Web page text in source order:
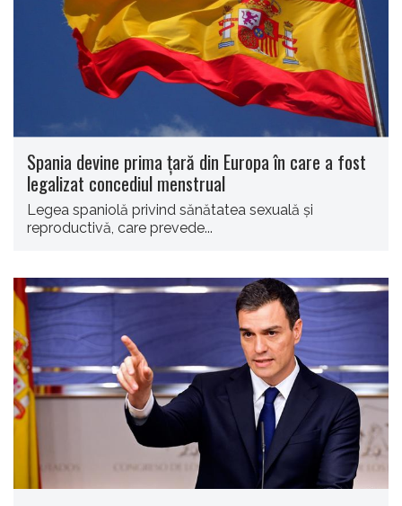
Spania devine prima țară din Europa în care a fost
legalizat concediul menstrual
Legea spaniolă privind sănătatea sexuală şi
reproductivă, care prevede...